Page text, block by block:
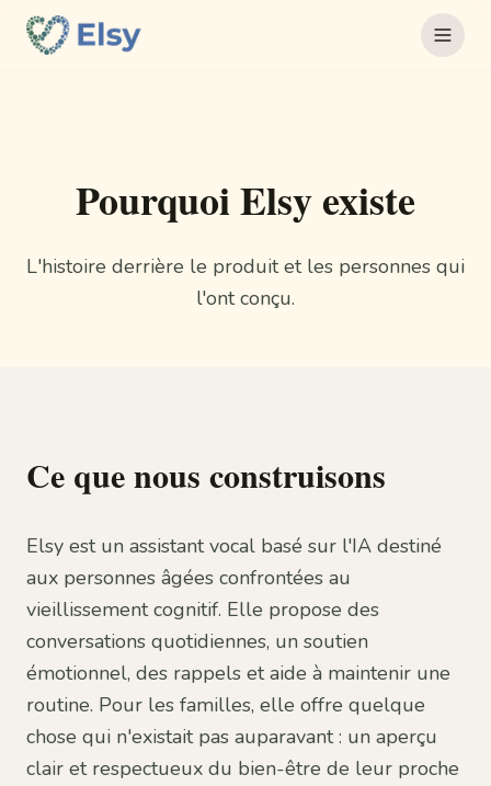
Pourquoi Elsy existe
L'histoire derrière le produit et les personnes qui
l'ont conçu.
Ce que nous construisons
Elsy est un assistant vocal basé sur l'IA destiné
aux personnes âgées confrontées au
vieillissement cognitif. Elle propose des
conversations quotidiennes, un soutien
émotionnel, des rappels et aide à maintenir une
routine. Pour les familles, elle offre quelque
chose qui n'existait pas auparavant : un aperçu
clair et respectueux du bien-être de leur proche